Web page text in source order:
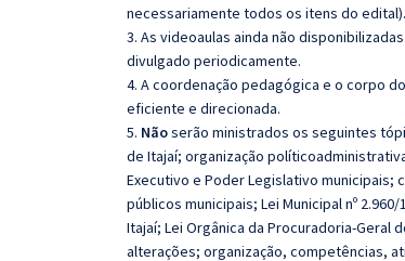
necessariamente todos os itens do edital).
3. As videoaulas ainda não
divulgado periodicamente.
4. A coordenação pedagógica e o corpo
eficiente e direcionada.
5. Nãoserão ministrados os seguintes
de Itajaí; organização
Executivo e Poder Legislativo
públicos municipais; Lei Municipal nº
Itajaí; Lei Orgânica da Procuradoria-Geral
alterações; organização, competências,